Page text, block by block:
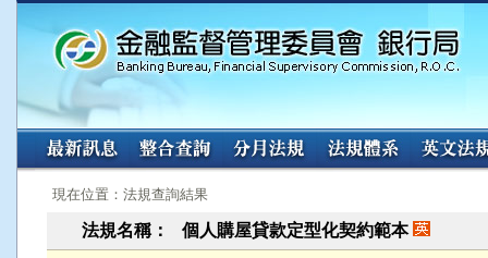
:::
現在位置：法規查詢結果
法規名稱： 個人購屋貸款定型化契約範本